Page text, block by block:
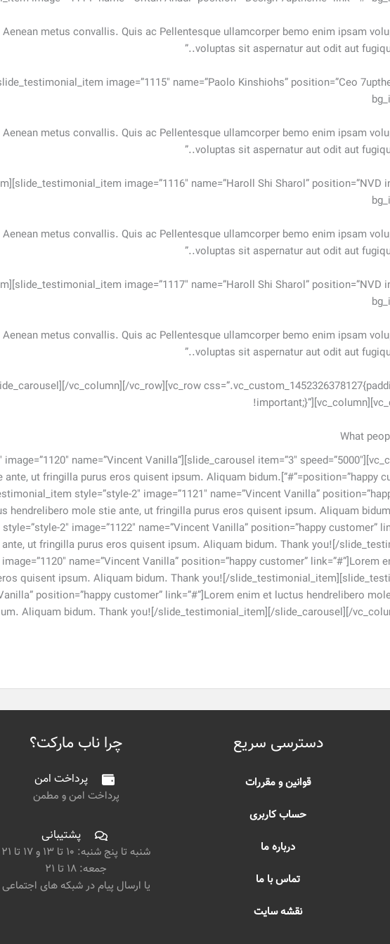
Aenean metus convallis. Quis ac Pellentesque ullamcorper bemo enim ipsam
voluptas sit aspernatur aut odit aut
image=”1115″ name=”Paolo Kinshiohs” position=”Ceo
Aenean metus convallis. Quis ac Pellentesque ullamcorper bemo enim ipsam
voluptas sit aspernatur aut odit aut
image=”1116″ name=”Haroll Shi Sharol” position=”NVD
Aenean metus convallis. Quis ac Pellentesque ullamcorper bemo enim ipsam
voluptas sit aspernatur aut odit aut
image=”1117″ name=”Haroll Shi Sharol” position=”NVD
Aenean metus convallis. Quis ac Pellentesque ullamcorper bemo enim ipsam
voluptas sit aspernatur aut odit aut
vc_column][/vc_row][vc_row
What
style=”style-2″ image=”1120″ name=”Vincent Vanilla”
mole stie ante, ut fringilla purus eros quisent ipsum. Aliquam bidum.
style=”style-2″ image=”1121″ name=”Vincent Vanilla”
hendrelibero mole stie ante, ut fringilla purus eros quisent ipsum. Aliquam
2″ image=”1122″ name=”Vincent Vanilla” position=”happy customer”
ut fringilla purus eros quisent ipsum. Aliquam bidum. Thank you![/
name=”Vincent Vanilla” position=”happy customer” link=”#”]Lorem
quisent ipsum. Aliquam bidum. Thank you![/
position=”happy customer” link=”#”]Lorem enim et luctus hendrelibero
Aliquam bidum. Thank you![/slide_testimonial_item][/slide_carousel][/
دسترسی سریع
قوانین و مقررات
حساب کاربری
درباره ما
تماس با ما
نقشه سایت
چرا ناب مارکت؟
پرداخت امن
پرداخت امن و مطمن
پشتیبانی
شنبه تا پنج شنبه: ۱۰ تا ۱۳ و ۱۷ تا ۲۱
جمعه: ۱۸ تا ۲۱
یا ارسال پیام در شبکه های اجتماعی